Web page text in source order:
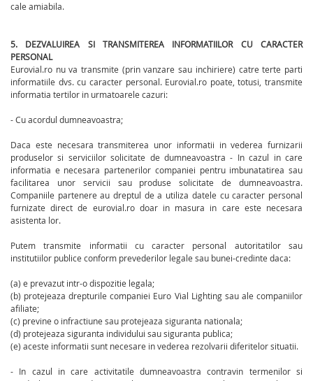
cale amiabila.
5. DEZVALUIREA SI TRANSMITEREA INFORMATIILOR CU CARACTER
PERSONAL
Eurovial.ro nu va transmite (prin vanzare sau inchiriere) catre terte parti
informatiile dvs. cu caracter personal. Eurovial.ro poate, totusi, transmite
informatia tertilor in urmatoarele cazuri:
- Cu acordul dumneavoastra;
Daca este necesara transmiterea unor informatii in vederea furnizarii
produselor si serviciilor solicitate de dumneavoastra - In cazul in care
informatia e necesara partenerilor companiei pentru imbunatatirea sau
facilitarea unor servicii sau produse solicitate de dumneavoastra.
Companiile partenere au dreptul de a utiliza datele cu caracter personal
furnizate direct de eurovial.ro doar in masura in care este necesara
asistenta lor.
Putem transmite informatii cu caracter personal autoritatilor sau
institutiilor publice conform prevederilor legale sau bunei-credinte daca:
(a) e prevazut intr-o dispozitie legala;
(b) protejeaza drepturile companiei Euro Vial Lighting sau ale companiilor
afiliate;
(c) previne o infractiune sau protejeaza siguranta nationala;
(d) protejeaza siguranta individului sau siguranta publica;
(e) aceste informatii sunt necesare in vederea rezolvarii diferitelor situatii.
- In cazul in care activitatile dumneavoastra contravin termenilor si